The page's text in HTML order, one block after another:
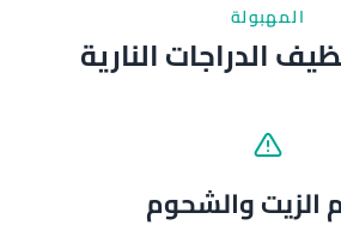
المهبولة
الدراجات النارية
الزيت والشحوم